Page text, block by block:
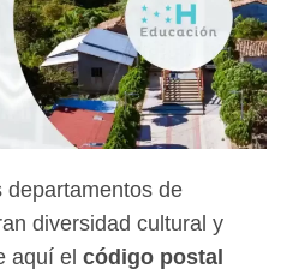
departamentos de
diversidad cultural y
aquí elcódigo postal